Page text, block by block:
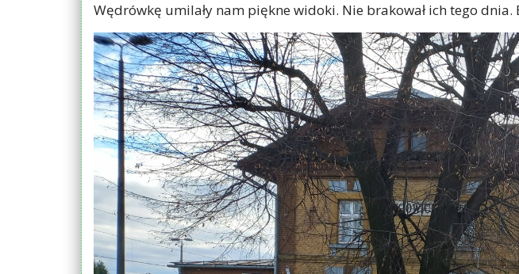
Wędrówkę umilały nam piękne widoki. Nie brakował ich tego